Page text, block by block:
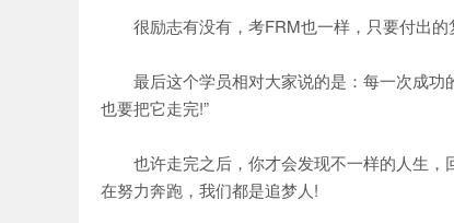
很励志有没有，考FRM也一样，只要付出的
最后这个学员相对大家说的是：每一次成功
也要把它走完!”
也许走完之后，你才会发现不一样的人生，
在努力奔跑，我们都是追梦人!